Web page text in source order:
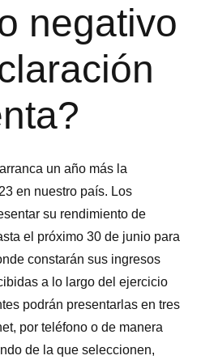
negativo
un año más la
en nuestro país. Los
su rendimiento de
el próximo 30 de junio para
constarán sus ingresos
a lo largo del ejercicio
podrán presentarlas en tres
por teléfono o de manera
de la que seleccionen,